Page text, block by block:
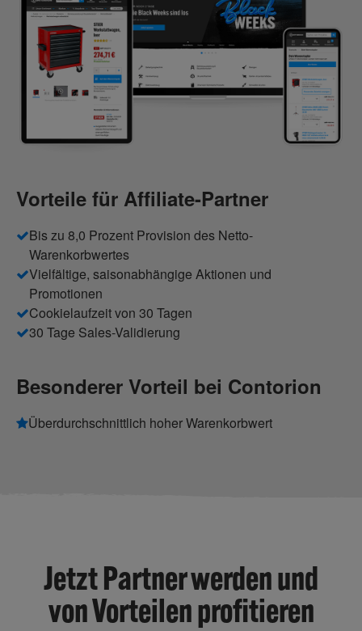
Vorteile für Afﬁliate-Partner
Bis zu 8,0 Prozent Provision des Netto-
Warenkorbwertes
Vielfältige, saisonabhängige Aktionen und
Promotionen
Cookielaufzeit von 30 Tagen
30 Tage Sales-Validierung
Besonderer Vorteil bei Contorion
Überdurchschnittlich hoher Warenkorbwert
Jetzt Partner werden und
von Vorteilen profitieren